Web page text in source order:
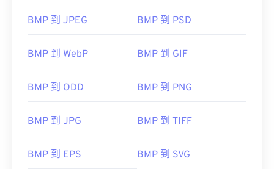
BMP 到 JPEG BMP 到 PSD
BMP 到 WebP BMP 到 GIF
BMP 到 ODD BMP 到 PNG
BMP 到 JPG BMP 到 TIFF
BMP 到 EPS BMP 到 SVG